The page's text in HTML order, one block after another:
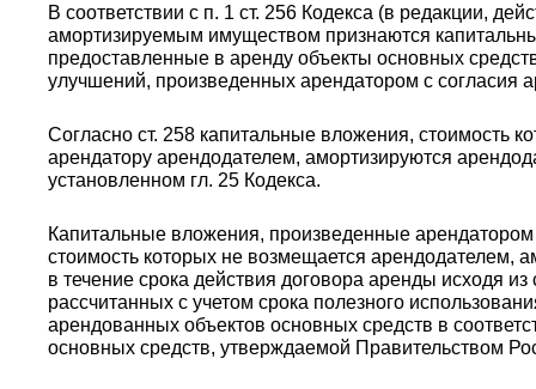
В соответствии с п. 1 ст. 256 Кодекса (в редакции,
амортизируемым имуществом признаются
предоставленные в аренду объекты основных
улучшений, произведенных арендатором с согласия
Согласно ст. 258 капитальные вложения, стоимость
арендатору арендодателем, амортизируются
установленном гл. 25 Кодекса.
Капитальные вложения, произведенные арендатором
стоимость которых не возмещается арендодателем,
в течение срока действия договора аренды исходя
рассчитанных с учетом срока полезного
арендованных объектов основных средств в
основных средств, утверждаемой Правительством